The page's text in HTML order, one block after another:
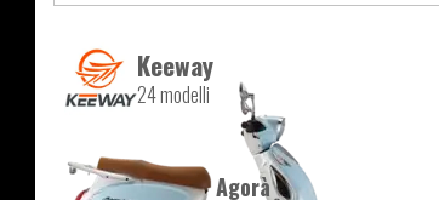
Keeway
24 modelli
Agorà